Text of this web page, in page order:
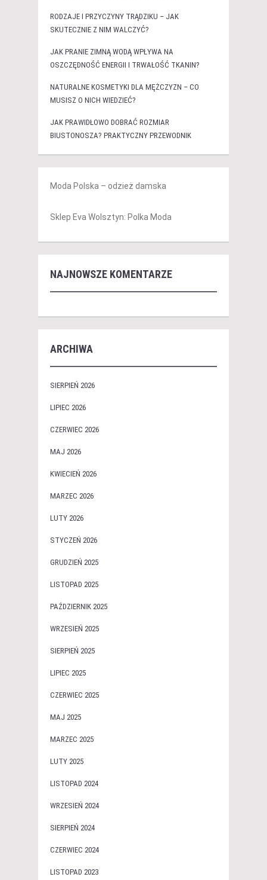
RODZAJE I PRZYCZYNY TRĄDZIKU – JAK
SKUTECZNIE Z NIM WALCZYĆ?
JAK PRANIE ZIMNĄ WODĄ WPŁYWA NA
OSZCZĘDNOŚĆ ENERGII I TRWAŁOŚĆ TKANIN?
NATURALNE KOSMETYKI DLA MĘŻCZYZN – CO
MUSISZ O NICH WIEDZIEĆ?
JAK PRAWIDŁOWO DOBRAĆ ROZMIAR
BIUSTONOSZA? PRAKTYCZNY PRZEWODNIK
Moda Polska – odzież damska
Sklep Eva Wolsztyn: Polka Moda
NAJNOWSZE KOMENTARZE
ARCHIWA
SIERPIEŃ 2026
LIPIEC 2026
CZERWIEC 2026
MAJ 2026
KWIECIEŃ 2026
MARZEC 2026
LUTY 2026
STYCZEŃ 2026
GRUDZIEŃ 2025
LISTOPAD 2025
PAŹDZIERNIK 2025
WRZESIEŃ 2025
SIERPIEŃ 2025
LIPIEC 2025
CZERWIEC 2025
MAJ 2025
MARZEC 2025
LUTY 2025
LISTOPAD 2024
WRZESIEŃ 2024
SIERPIEŃ 2024
CZERWIEC 2024
LISTOPAD 2023